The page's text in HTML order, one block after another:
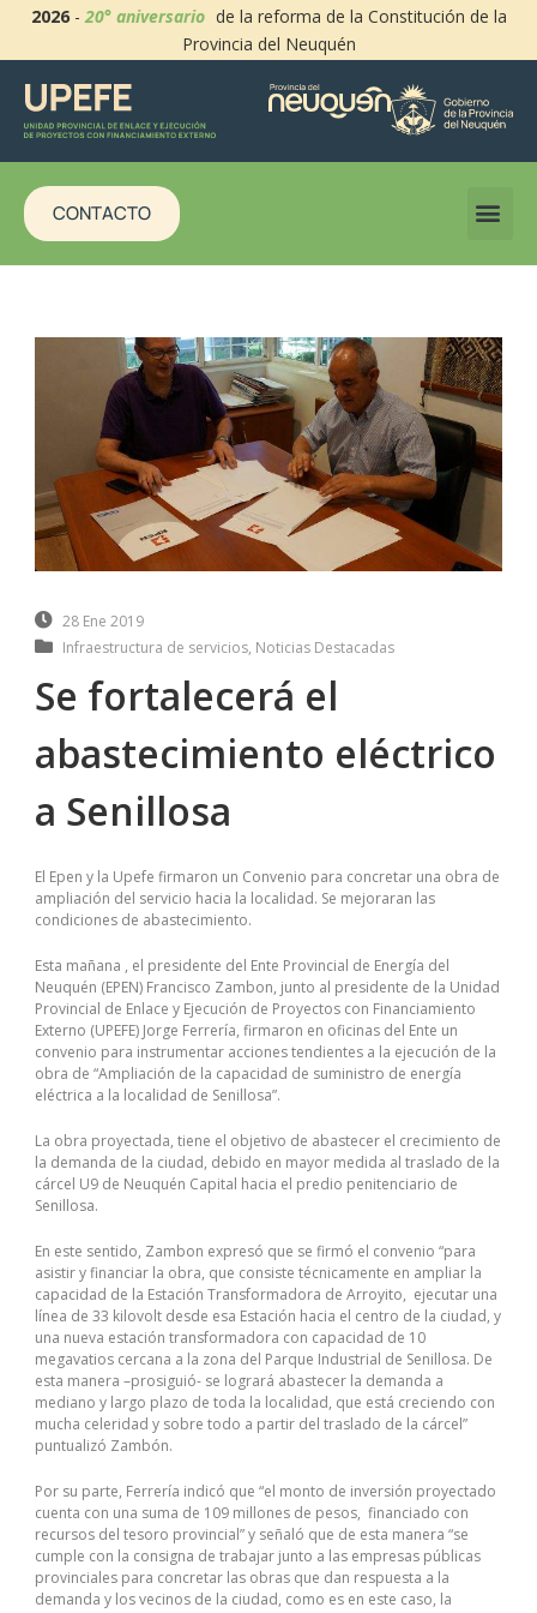
2026-20° aniversario de la reforma de la Constitución de la
Provincia del Neuquén
CONTACTO
28 Ene 2019
Infraestructura de servicios, Noticias Destacadas
Se fortalecerá el
abastecimiento eléctrico
a Senillosa
El Epen y la Upefe firmaron un Convenio para concretar una obra de
ampliación del servicio hacia la localidad. Se mejoraran las
condiciones de abastecimiento.
Esta mañana , el presidente del Ente Provincial de Energía del
Neuquén (EPEN) Francisco Zambon, junto al presidente de la Unidad
Provincial de Enlace y Ejecución de Proyectos con Financiamiento
Externo (UPEFE) Jorge Ferrería, firmaron en oficinas del Ente un
convenio para instrumentar acciones tendientes a la ejecución de la
obra de “Ampliación de la capacidad de suministro de energía
eléctrica a la localidad de Senillosa”.
La obra proyectada, tiene el objetivo de abastecer el crecimiento de
la demanda de la ciudad, debido en mayor medida al traslado de la
cárcel U9 de Neuquén Capital hacia el predio penitenciario de
Senillosa.
En este sentido, Zambon expresó que se firmó el convenio “para
asistir y financiar la obra, que consiste técnicamente en ampliar la
capacidad de la Estación Transformadora de Arroyito, ejecutar una
línea de 33 kilovolt desde esa Estación hacia el centro de la ciudad, y
una nueva estación transformadora con capacidad de 10
megavatios cercana a la zona del Parque Industrial de Senillosa. De
esta manera –prosiguió- se logrará abastecer la demanda a
mediano y largo plazo de toda la localidad, que está creciendo con
mucha celeridad y sobre todo a partir del traslado de la cárcel”
puntualizó Zambón.
Por su parte, Ferrería indicó que “el monto de inversión proyectado
cuenta con una suma de 109 millones de pesos, financiado con
recursos del tesoro provincial” y señaló que de esta manera “se
cumple con la consigna de trabajar junto a las empresas públicas
provinciales para concretar las obras que dan respuesta a la
demanda y los vecinos de la ciudad, como es en este caso, la